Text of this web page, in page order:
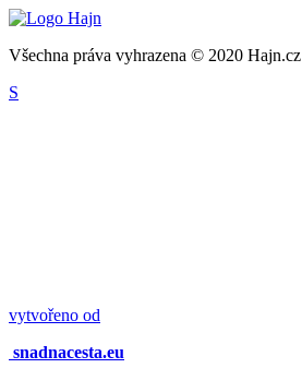
Všechna práva vyhrazena © 2020 Hajn.cz
S
vytvořeno od
snadnacesta.eu